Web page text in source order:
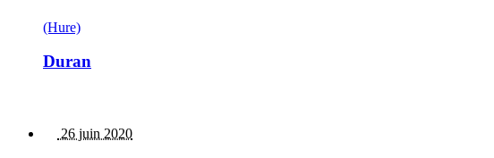
(Hure)
Duran
26 juin 2020